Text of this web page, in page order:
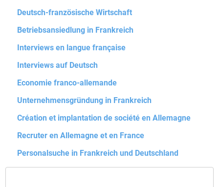
Deutsch-französische Wirtschaft
Betriebsansiedlung in Frankreich
Interviews en langue française
Interviews auf Deutsch
Economie franco-allemande
Unternehmensgründung in Frankreich
Création et implantation de société en Allemagne
Recruter en Allemagne et en France
Personalsuche in Frankreich und Deutschland